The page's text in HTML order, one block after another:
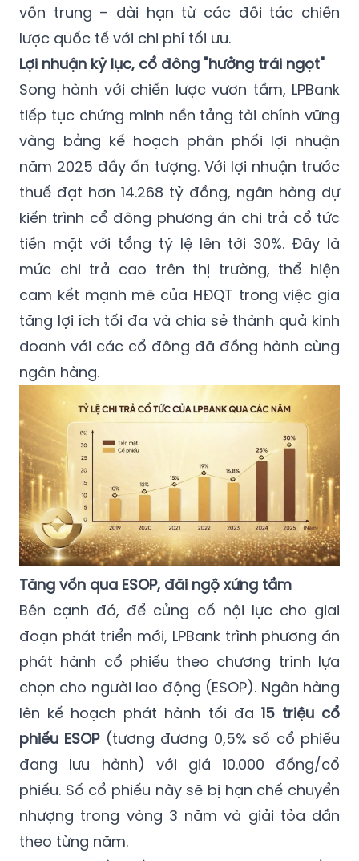
vốn trung – dài hạn từ các đối tác chiến
lược quốc tế với chi phí tối ưu.
Lợi nhuận kỷ lục, cổ đông "hưởng trái ngọt"
Song hành với chiến lược vươn tầm, LPBank
tiếp tục chứng minh nền tảng tài chính vững
vàng bằng kế hoạch phân phối lợi nhuận
năm 2025 đầy ấn tượng. Với lợi nhuận trước
thuế đạt hơn 14.268 tỷ đồng, ngân hàng dự
kiến trình cổ đông phương án chi trả cổ tức
tiền mặt với tổng tỷ lệ lên tới 30%. Đây là
mức chi trả cao trên thị trường, thể hiện
cam kết mạnh mẽ của HĐQT trong việc gia
tăng lợi ích tối đa và chia sẻ thành quả kinh
doanh với các cổ đông đã đồng hành cùng
ngân hàng.
Tăng vốn qua ESOP, đãi ngộ xứng tầm
Bên cạnh đó, để củng cố nội lực cho giai
đoạn phát triển mới, LPBank trình phương án
phát hành cổ phiếu theo chương trình lựa
chọn cho người lao động (ESOP). Ngân hàng
lên kế hoạch phát hành tối đa 15 triệu cổ
phiếu ESOP(tương đương 0,5% số cổ phiếu
đang lưu hành) với giá 10.000 đồng/cổ
phiếu. Số cổ phiếu này sẽ bị hạn chế chuyển
nhượng trong vòng 3 năm và giải tỏa dần
theo từng năm.